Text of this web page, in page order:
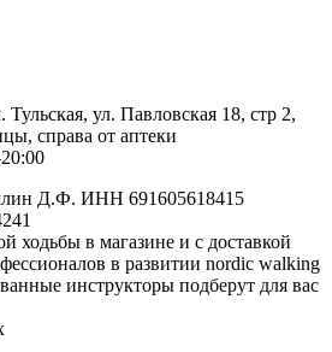
ул. Павловская 18, стр 2,
справа от аптеки
Д.Ф. ИНН 691605618415
ходьбы в магазине и с доставкой
в развитии nordic walking
инструкторы подберут для вас